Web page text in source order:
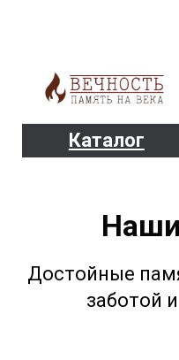
Каталог
Достойные
заботой